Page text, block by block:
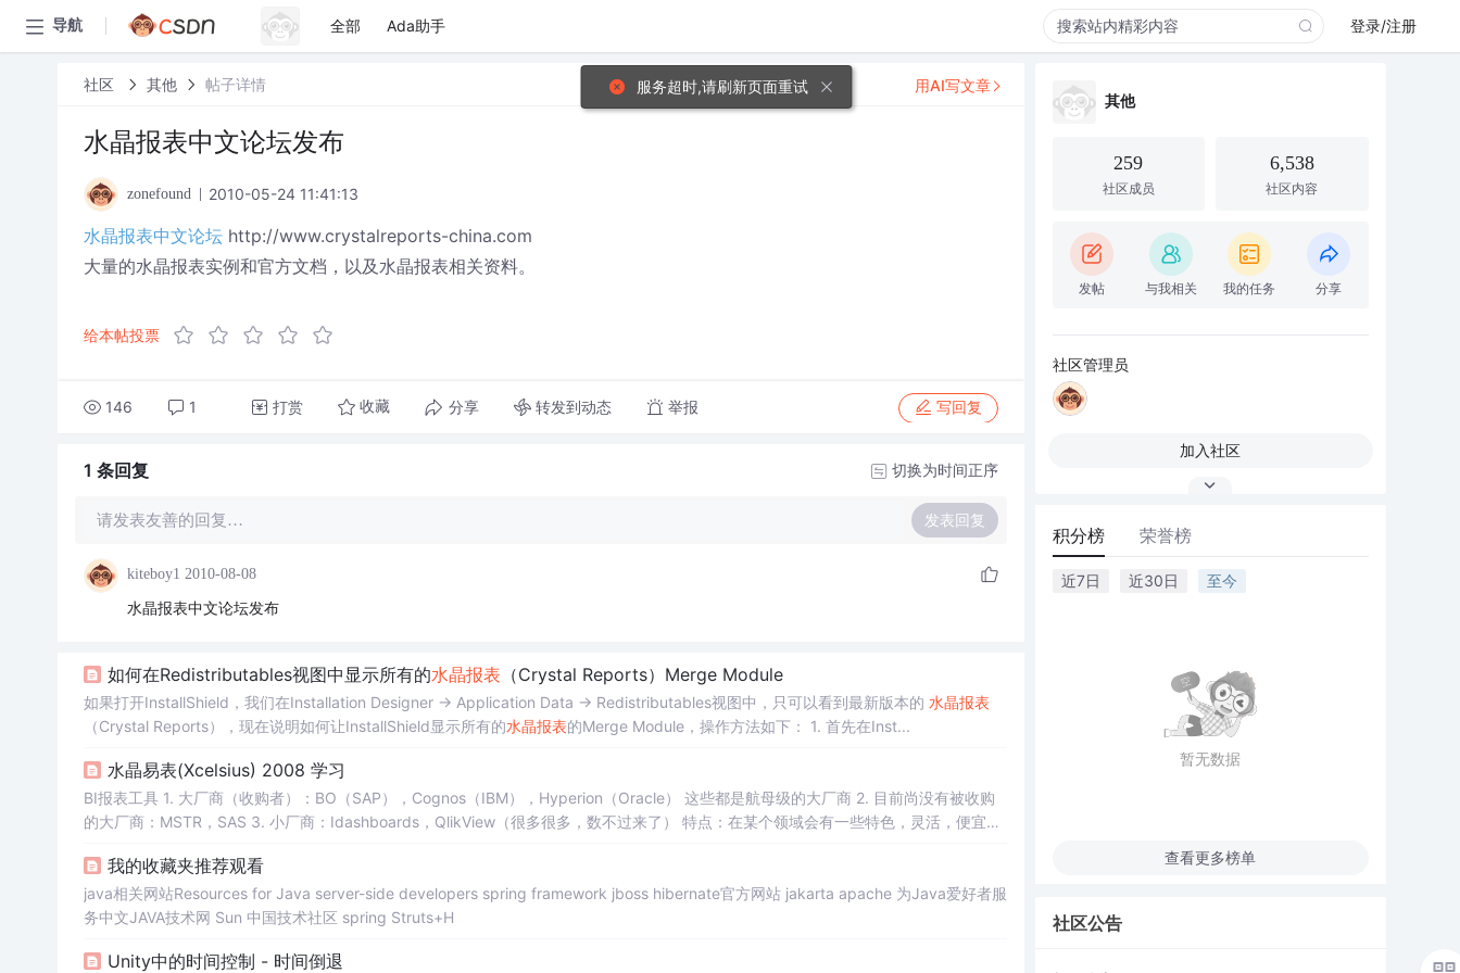
导航 全部 Ada助手 登录/注册
社区 其他 帖子详情
水晶报表中文论坛发布
zonefound 2010-05-24 11:41:13
水晶报表中文论坛http://www.crystalreports-china.com
大量的水晶报表实例和官方文档，以及水晶报表相关资料。
给本帖投票
146 1 打赏 收藏 分享 转发到动态 举报 写回复
用AI写文章
1 条回复 切换为时间正序
请发表友善的回复… 发表回复
kiteboy1 2010-08-08
水晶报表中文论坛发布
如何在Redistributables视图中显示所有的水晶报表 （Crystal Reports）Merge Module
如果打开InstallShield，我们在Installation Designer -> Application Data -> Redistributables视图中，只可以看到最新版本的 水晶报表
（Crystal Reports），现在说明如何让InstallShield显示所有的水晶报表 的Merge Module，操作方法如下： 1. 首先在Inst...
水晶易表(Xcelsius) 2008 学习
BI报表工具 1. 大厂商（收购者）：BO（SAP），Cognos（IBM），Hyperion（Oracle） 这些都是航母级的大厂商 2. 目前尚没有被收购
的大厂商：MSTR，SAS 3. 小厂商：Idashboards，QlikView（很多很多，数不过来了） 特点：在某个领域会有一些特色，灵活，便宜，
我的收藏夹推荐观看
java相关网站Resources for Java server-side developers spring framework jboss hibernate官方网站 jakarta apache 为Java爱好者服
务中文JAVA技术网 Sun 中国技术社区 spring Struts+H
Unity中的时间控制 - 时间倒退
其他
259
社区成员
6,538
社区内容
发帖 与我相关 我的任务 分享
社区管理员
加入社区
积分榜 荣誉榜
近7日 近30日 至今
暂无数据
查看更多榜单
社区公告
服务超时,请刷新页面重试